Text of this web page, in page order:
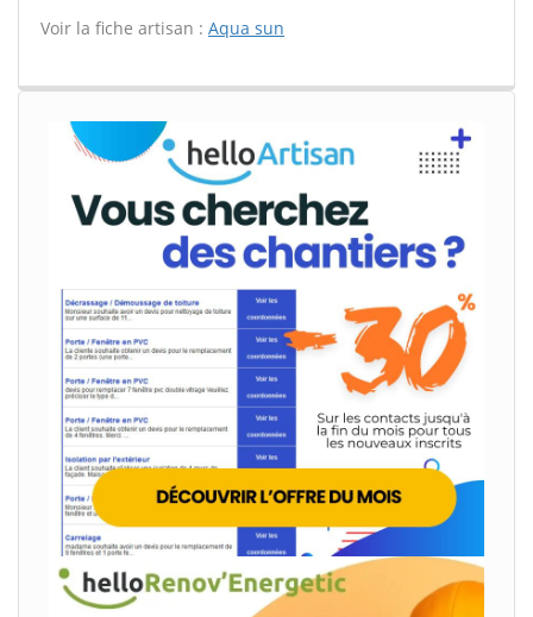
Voir la fiche artisan : Aqua sun